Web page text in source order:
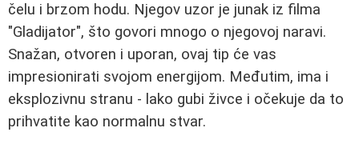
čelu i brzom hodu. Njegov uzor je junak iz filma
"Gladijator", što govori mnogo o njegovoj naravi.
Snažan, otvoren i uporan, ovaj tip će vas
impresionirati svojom energijom. Međutim, ima i
eksplozivnu stranu - lako gubi živce i očekuje da to
prihvatite kao normalnu stvar.